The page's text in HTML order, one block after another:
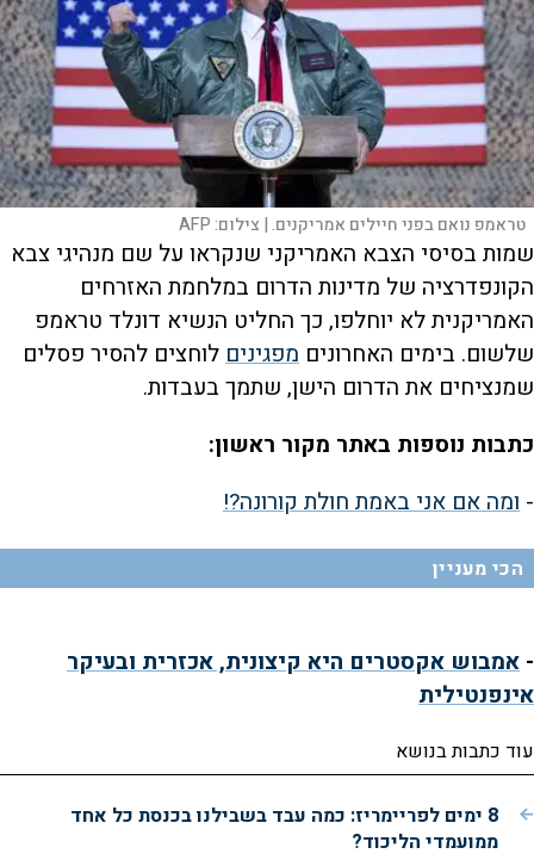
טראמפ נואם בפני חיילים אמריקנים. | צילום:AFP
שמות בסיסי הצבא האמריקני שנקראו על שם מנהיגי צבא
הקונפדרציה של מדינות הדרום במלחמת האזרחים
האמריקנית לא יוחלפו, כך החליט הנשיא דונלד טראמפ
שלשום. בימים האחרונים מפגיניםלוחצים להסיר פסלים
שמנציחים את הדרום הישן, שתמך בעבדות.
כתבות נוספות באתר מקור ראשון:
- ומה אם אני באמת חולת קורונה?!
הכי מעניין
- אמבוש אקסטרים היא קיצונית, אכזרית ובעיקר
אינפנטילית
עוד כתבות בנושא
8 ימים לפריימריז: כמה עבד בשבילנו בכנסת כל אחד
ממועמדי הליכוד?